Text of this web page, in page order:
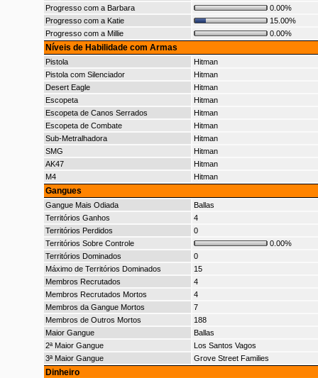
Progresso com a Barbara
0.00%
Progresso com a Katie
15.00%
Progresso com a Millie
0.00%
Níveis de Habilidade com Armas
Pistola
Hitman
Pistola com Silenciador
Hitman
Desert Eagle
Hitman
Escopeta
Hitman
Escopeta de Canos Serrados
Hitman
Escopeta de Combate
Hitman
Sub-Metralhadora
Hitman
SMG
Hitman
AK47
Hitman
M4
Hitman
Gangues
Gangue Mais Odiada
Ballas
Territórios Ganhos
4
Territórios Perdidos
0
Territórios Sobre Controle
0.00%
Territórios Dominados
0
Máximo de Territórios Dominados
15
Membros Recrutados
4
Membros Recrutados Mortos
4
Membros da Gangue Mortos
7
Membros de Outros Mortos
188
Maior Gangue
Ballas
2ª Maior Gangue
Los Santos Vagos
3ª Maior Gangue
Grove Street Families
Dinheiro